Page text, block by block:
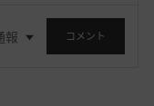
報 コメント